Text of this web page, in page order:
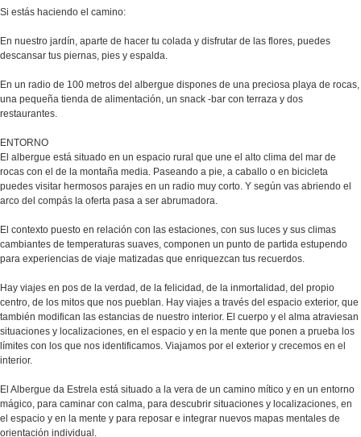
Si estás haciendo el camino:
En nuestro jardín, aparte de hacer tu colada y disfrutar de las flores, puedes
descansar tus piernas, pies y espalda.
En un radio de 100 metros del albergue dispones de una preciosa playa de rocas,
una pequeña tienda de alimentación, un snack -bar con terraza y dos
restaurantes.
ENTORNO
El albergue está situado en un espacio rural que une el alto clima del mar de
rocas con el de la montaña media. Paseando a pie, a caballo o en bicicleta
puedes visitar hermosos parajes en un radio muy corto. Y según vas abriendo el
arco del compás la oferta pasa a ser abrumadora.
El contexto puesto en relación con las estaciones, con sus luces y sus climas
cambiantes de temperaturas suaves, componen un punto de partida estupendo
para experiencias de viaje matizadas que enriquezcan tus recuerdos.
Hay viajes en pos de la verdad, de la felicidad, de la inmortalidad, del propio
centro, de los mitos que nos pueblan. Hay viajes a través del espacio exterior, que
también modifican las estancias de nuestro interior. El cuerpo y el alma atraviesan
situaciones y localizaciones, en el espacio y en la mente que ponen a prueba los
límites con los que nos identificamos. Viajamos por el exterior y crecemos en el
interior.
El Albergue da Estrela está situado a la vera de un camino mítico y en un entorno
mágico, para caminar con calma, para descubrir situaciones y localizaciones, en
el espacio y en la mente y para reposar e integrar nuevos mapas mentales de
orientación individual.